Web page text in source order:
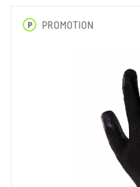
P PROMOTION